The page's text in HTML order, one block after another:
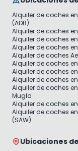
Alquiler de coches
(ADB)
Alquiler de coches
Alquiler de coches
Alquiler de coches
Alquiler de coches
Alquiler de coches
Alquiler de coches
Alquiler de coches
Alquiler de coches
Mugla
Alquiler de coches
Alquiler de coches
(SAW)
Ubicaciones